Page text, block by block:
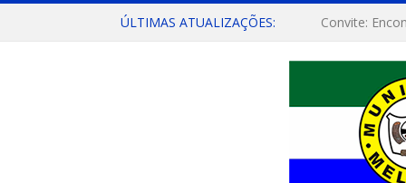
ÚLTIMAS ATUALIZAÇÕES: Votos de